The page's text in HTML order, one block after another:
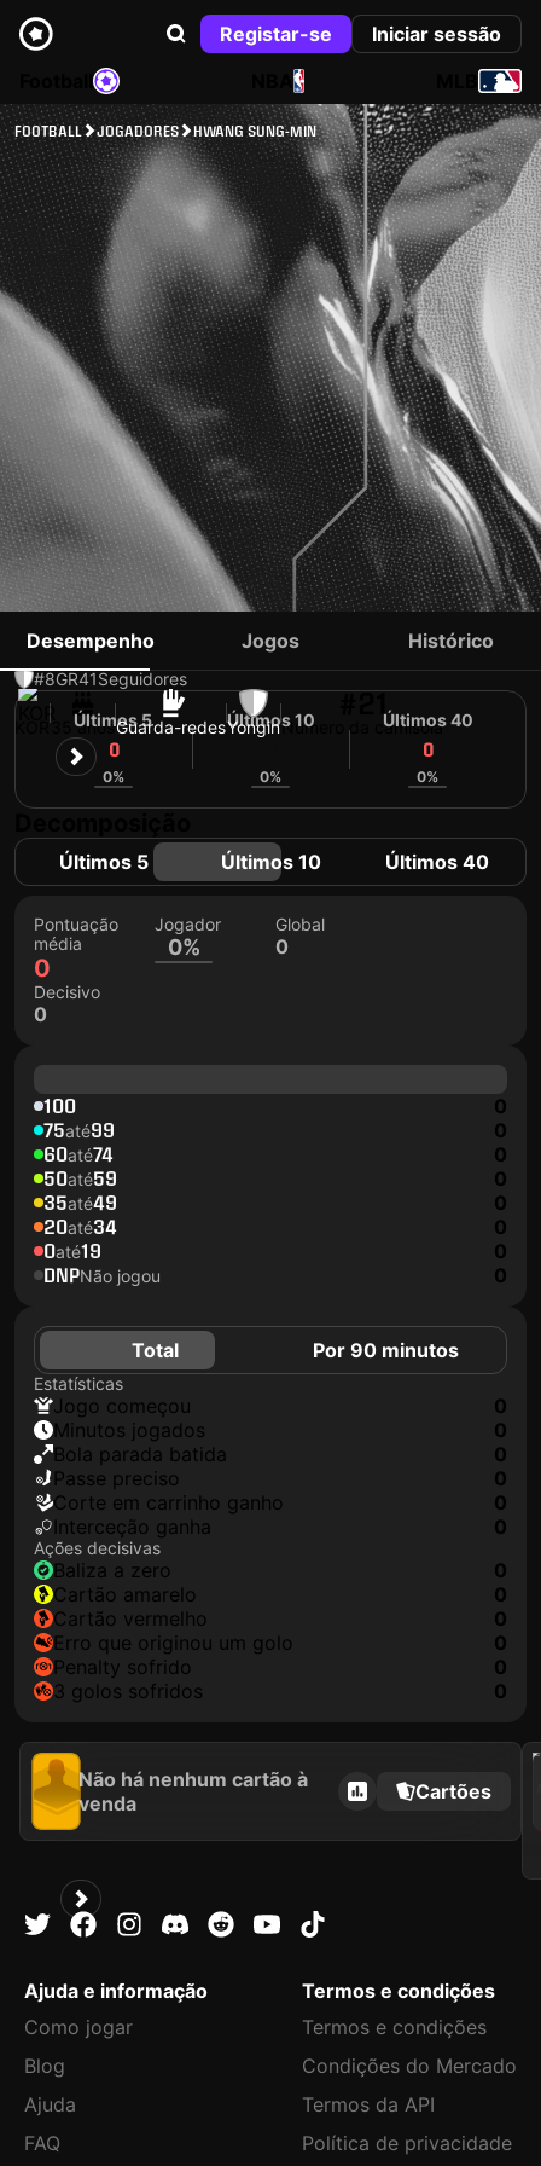
Registar-se
Iniciar sessão
NBA
FOOTBALL JOGADORES HWANG SUNG-MIN
HWANG SUNG-MIN
#8GR41Seguidores
35 anosGuarda-redesYonginNúmero da camisola
Desempenho Jogos Histórico
Últimos 5
0
0%
Últimos 10
0%
Últimos 40
0
0%
Últimos 5 Últimos 10 Últimos 40
Pontuação
média
0
Jogador
0%
Global
0
Decisivo
0
100 0
75até99 0
60até74 0
50até59 0
35até49 0
20até34 0
0até19 0
DNPNão jogou 0
Total Por 90 minutos
Estatísticas
jogo começou
0
minutos jogados
0
Bola parada batida
0
passe preciso
0
corte em carrinho ganho
0
interceção ganha
0
Ações decisivas
baliza a zero
0
cartão amarelo
0
cartão vermelho
0
erro que originou um golo
0
penalty sofrido
0
3 golos sofridos
0
Não há nenhum cartão à
venda
Cartões
2022
Ajuda e informação
Como jogar
Blog
Ajuda
FAQ
Termos e condições
Termos e condições
Condições do Mercado
Termos da API
Política de privacidade